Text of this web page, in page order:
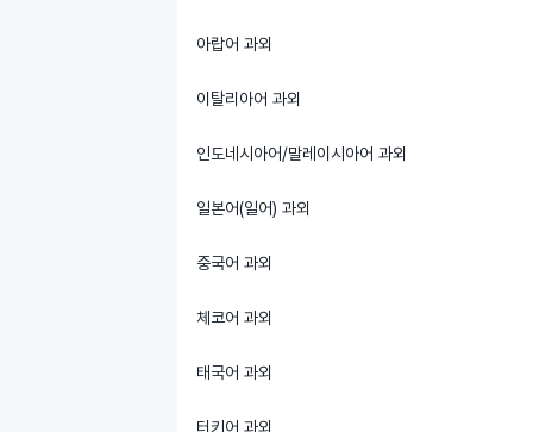
아랍어 과외
이탈리아어 과외
인도네시아어/말레이시아어 과외
일본어(일어) 과외
중국어 과외
체코어 과외
태국어 과외
터키어 과외